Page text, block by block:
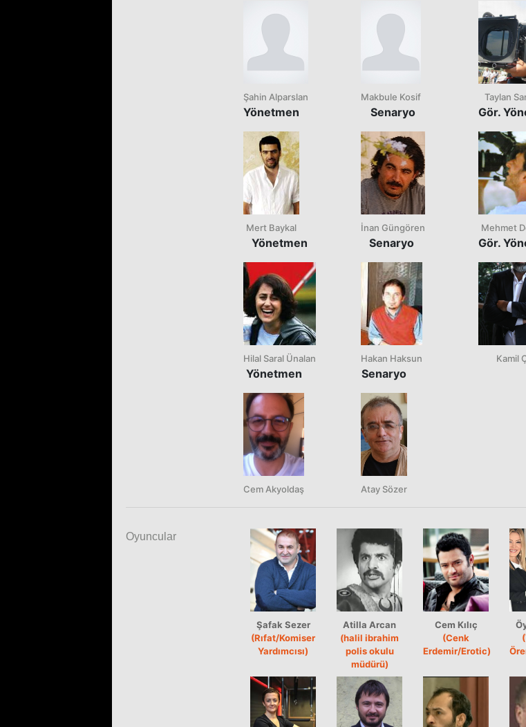
Şahin Alparslan
Yönetmen
Mert Baykal
Yönetmen
Hilal Saral Ünalan
Yönetmen
Cem Akyoldaş
Makbule Kosif
Senaryo
İnan Güngören
Senaryo
Hakan Haksun
Senaryo
Atay Sözer
Taylan
Gör.
Mehmet
Gör.
Kamil
Oyuncular
Şafak Sezer
(Rıfat/Komiser
Yardımcısı)
Atilla Arcan
(halil ibrahim
polis okulu
müdürü)
Cem Kılıç
(Cenk
Erdemir/Erotic)